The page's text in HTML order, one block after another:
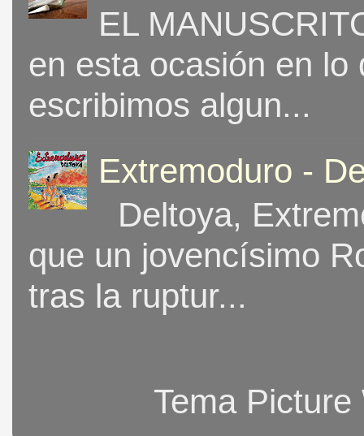
EL
en esta ocasión en
escribimos algun...
Extremoduro -
Deltoya,
que un jovencísimo
tras la ruptur...
Tema